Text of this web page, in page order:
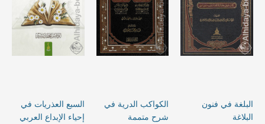
البلغة في فنون
البلاغة
الكواكب الدرية في
شرح متممة
السبع العذريات في
إحياء الإبداع العربي